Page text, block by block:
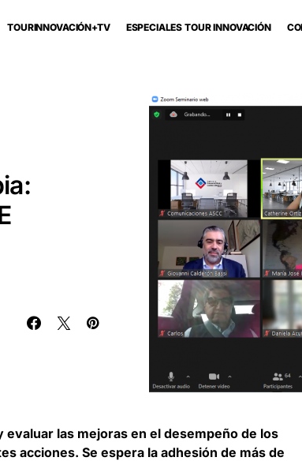
TOURINNOVACIÓN+TV ESPECIALES TOUR INNOVACIÓN
las mejoras en el desempeño de los
acciones. Se espera la adhesión de más de